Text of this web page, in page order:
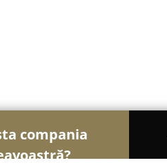
compania